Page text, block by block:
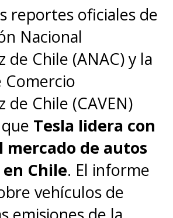
Internacional
reportó un
del 20% en ventas
2025 y proyecta
adicional del 15%
reportes oficiales de
Nacional
Chile (ANAC) y la
Comercio
Chile (CAVEN)
Tesla lidera con
mercado de autos
Chile. El informe
vehículos de